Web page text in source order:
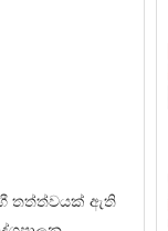
තත්ත්වයක් ඇති